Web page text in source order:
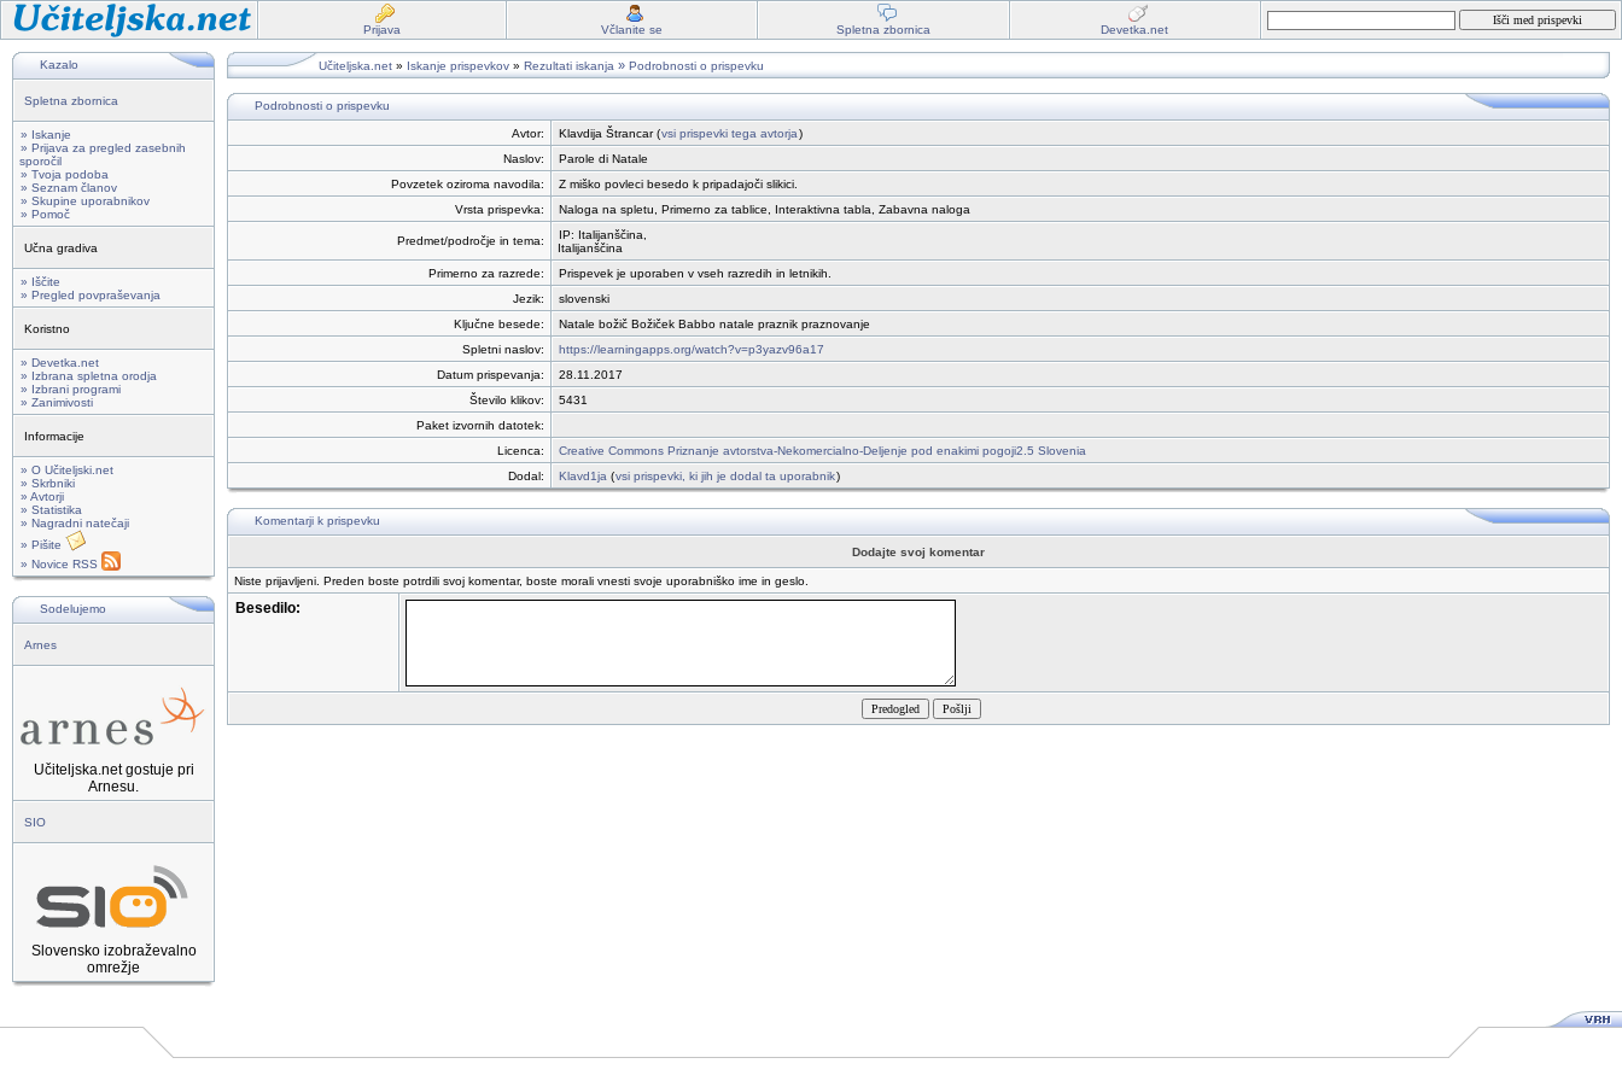
Prijava Včlanite se Spletna zbornica Devetka.net
Kazalo
Spletna zbornica
» Iskanje
» Prijava za pregled zasebnih
sporočil
» Tvoja podoba
» Seznam članov
» Skupine uporabnikov
» Pomoč
Učna gradiva
» Iščite
» Pregled povpraševanja
Koristno
» Devetka.net
» Izbrana spletna orodja
» Izbrani programi
» Zanimivosti
Informacije
» O Učiteljski.net
» Skrbniki
» Avtorji
» Statistika
» Nagradni natečaji
» Pišite
» Novice RSS
Sodelujemo
Arnes
Učiteljska.net gostuje pri
Arnesu.
SIO
Slovensko izobraževalno
omrežje
Učiteljska.net » Iskanje prispevkov » Rezultati iskanja » Podrobnosti o prispevku
Podrobnosti o prispevku
Avtor: Klavdija Štrancar (vsi prispevki tega avtorja)
Naslov:
Parole di Natale
Povzetek oziroma navodila:
Z miško povleci besedo k pripadajoči slikici.
Vrsta prispevka:
Naloga na spletu, Primerno za tablice, Interaktivna tabla, Zabavna naloga
Predmet/področje in tema:
IP: Italijanščina,
Italijanščina
Primerno za razrede:
Prispevek je uporaben v vseh razredih in letnikih.
Jezik:
slovenski
Ključne besede:
Natale božič Božiček Babbo natale praznik praznovanje
Spletni naslov:
https://learningapps.org/watch?v=p3yazv96a17
Datum prispevanja:
28.11.2017
Število klikov:
5431
Paket izvornih datotek:
Licenca:
Creative Commons Priznanje avtorstva-Nekomercialno-Deljenje pod enakimi pogoji2.5 Slovenia
Dodal:
Klavd1ja (vsi prispevki, ki jih je dodal ta uporabnik)
Komentarji k prispevku
Dodajte svoj komentar
Niste prijavljeni. Preden boste potrdili svoj komentar, boste morali vnesti svoje uporabniško ime in geslo.
Besedilo: